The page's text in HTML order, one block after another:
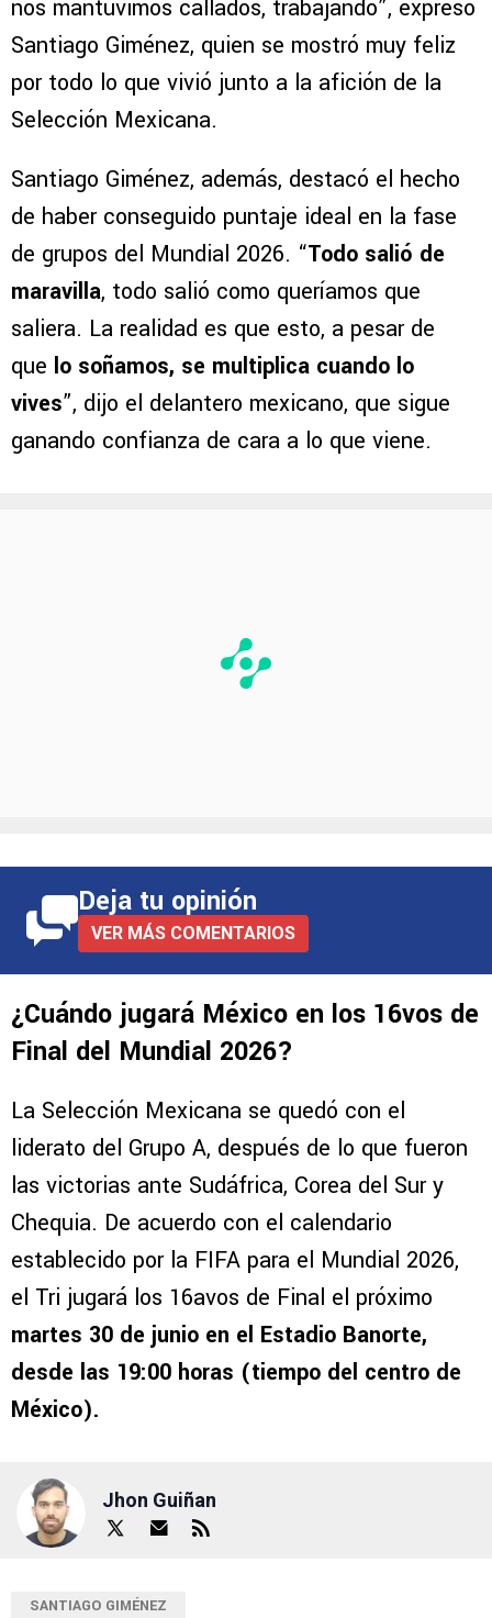
nos mantuvimos callados, trabajando”, expresó
Santiago Giménez, quien se mostró muy feliz
por todo lo que vivió junto a la afición de la
Selección Mexicana.
Santiago Giménez, además, destacó el hecho
de haber conseguido puntaje ideal en la fase
de grupos del Mundial 2026. “Todo salió de
maravilla, todo salió como queríamos que
saliera. La realidad es que esto, a pesar de
que lo soñamos, se multiplica cuando lo
vives”, dijo el delantero mexicano, que sigue
ganando confianza de cara a lo que viene.
Deja tu opinión
VER MÁS COMENTARIOS
¿Cuándo jugará México en los 16vos de
Final del Mundial 2026?
La Selección Mexicana se quedó con el
liderato del Grupo A, después de lo que fueron
las victorias ante Sudáfrica, Corea del Sur y
Chequia. De acuerdo con el calendario
establecido por la FIFA para el Mundial 2026,
el Tri jugará los 16avos de Final el próximo
martes 30 de junio en el Estadio Banorte,
desde las 19:00 horas (tiempo del centro de
México).
Jhon Guiñan
SANTIAGO GIMÉNEZ